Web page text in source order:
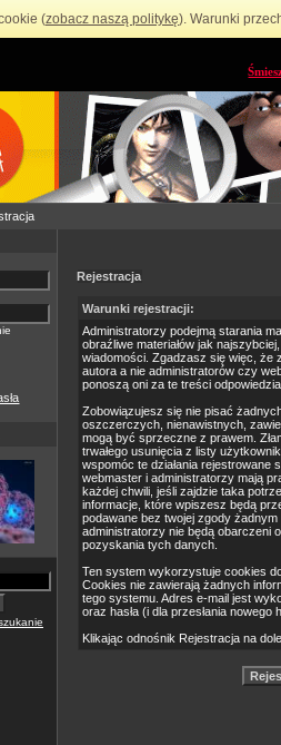
(zobacz naszą politykę). Warunki
Rejestracja
Warunki rejestracji:
Administratorzy podejmą starania
obraźliwe materiałów jak
wiadomości. Zgadzasz się więc, że
autora a nie administratorów czy
ponoszą oni za te treści
Zobowiązujesz się nie pisać
oszczerczych, nienawistnych,
mogą być sprzeczne z prawem.
trwałego usunięcia z listy
wspomóc te działania
webmaster i administratorzy mają
każdej chwili, jeśli zajdzie taka
informacje, które wpiszesz będą
podawane bez twojej zgody
administratorzy nie będą obarczeni
pozyskania tych danych.
Ten system wykorzystuje cookies
Cookies nie zawierają żadnych
tego systemu. Adres e-mail jest
oraz hasła (i dla przesłania nowego
Klikając odnośnik Rejestracja na